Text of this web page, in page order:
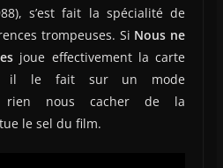
s’est fait la spécialité de
trompeuses. Si Nous ne
joue effectivement la carte
il le fait sur un mode
rien nous cacher de la
le sel du film.